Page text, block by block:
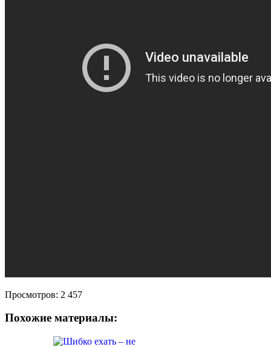
Просмотров: 2 457
Похожие материалы: